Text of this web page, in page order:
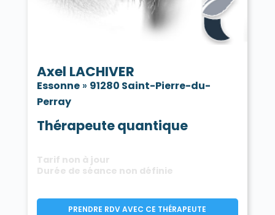
Axel LACHIVER
Essonne» 91280 Saint-Pierre-du-
Perray
Thérapeute quantique
Tarif non à jour
Durée de séance non définie
PRENDRE RDV AVEC CE THÉRAPEUTE